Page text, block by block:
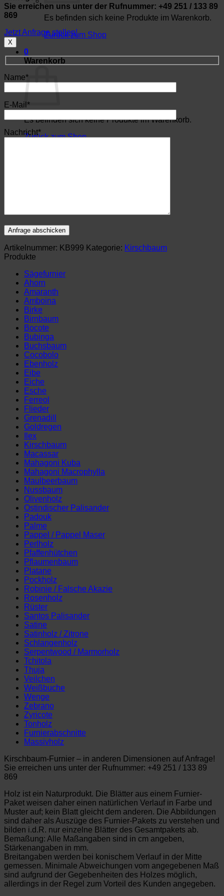
Es befinden sich keine Produkte im Warenkorb.
Zurück zum Shop
0
Warenkorb
Es befinden sich keine Produkte im Warenkorb.
Zurück zum Shop
Sie erreichen uns unter der Rufnummer: +49 251 / 133 89
869
Jetzt Anfrage stellen!
X
Name*
E-Mail*
Nachricht*
Artikelnummer: KB999 Kategorie: Kirschbaum
Produkte
Sägefurnier
Ahorn
Amaranth
Amboina
Birke
Birnbaum
Bocote
Bubinga
Buchsbaum
Cocobolo
Ebenholz
Eibe
Eiche
Esche
Ferreol
Flieder
Grenadill
Goldregen
Ilex
Kirschbaum
Macassar
Mahagoni Kuba
Mahagoni Macrophylla
Maulbeerbaum
Nussbaum
Olivenholz
Ostindischer Palisander
Padouk
Palme
Pappel / Pappel Maser
Perlholz
Pfaffenhütchen
Pflaumenbaum
Platane
Pockholz
Robinie / Falsche Akazie
Rosenholz
Rüster
Santos Palisander
Satine
Satinholz / Zitrone
Schlangenholz
Serpentwood / Marmorholz
Tchitola
Thuja
Veilchen
Weißbuche
Wenge
Zebrano
Zyricote
Tonholz
Furnierabschnitte
Massivholz
Kirschbaum-Furnier – in anderen Dimensionen auf Anfrage!
Sie erreichen uns unter der Rufnummer: +49 251 / 133 89
869
Holz ist ein Naturprodukt. Die Blätter aus einem Furnier-
Paket weisen daher einen natürlichen Verlauf in Farbe und
Muster auf; kein Blatt gleicht dem anderen. Die Abbildungen
sind daher als Auszüge des Furnier-Pakets zu verstehen und
bilden i.d.R. nur einzelne Blätter des Gesamtpakets ab.
Bemaßung: Alle Maßangaben sind in cm angeben,
Stärkenangaben in mm.
Breitangaben werden bei konischem Verlauf in der Mitte
gemessen. Minimale Abweichungen vom angegebenen Maß
sind aufgrund der Gegebenheiten des Holzes möglich,
allerdings in der Regel zum Vorteil des Kunden angegeben.